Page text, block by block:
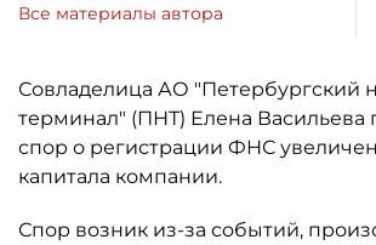
Все материалы автора
Совладелица АО "Петербургский
терминал" (ПНТ) Елена Васильева
спор о регистрации ФНС
капитала компании.
Спор возник из-за событий,